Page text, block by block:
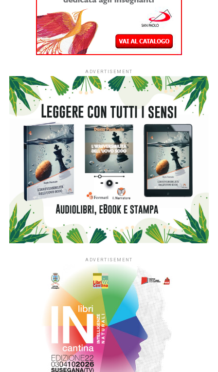
parlargli come farebbe lui. Il risultato, ovviamente, è un
disastro freddo e impersonale. Da quell’esperimento
imperfetto, però, si accende la scintilla narrativa: e se
invece la tecnologia fosse davvero in grado di farlo? Nel
romanzo, ambientato nel 2028, a undici anni dalla
un’azienda che inserisce un’AI evoluta dentro un corpo
antropomorfo perfetto, un ‘fenice’. Il prototipo di punta è
proprio Tortorella. Per Diego, il protagonista quasi
cinquantenne che cerca di restare a galla tra un matrimonio
finito e due figlie adolescenti, rivedere quel viso,
riascoltare quella voce e ritrovare quelle movenze è una
tentazione a cui è impossibile opporre una logica ferrea.
Ma il sogno di averlo di nuovo accanto si scontra subito
con una realtà soffocante. Il Cino “ricostruito” vive
rinchiuso nei laboratori dell’azienda, protetto e monitorato
come un prototipo da laboratorio: un’esistenza in gabbia
che l’androide stesso sembra patire. La tecnologia gli ha
ridato la parola e il corpo, ma lo ha privato della sola cosa
che rendeva vera la sua prima vita: la libertà di stare al
mondo. È qui che il romanzo scarta dalla fantascienza per
a vederlo prigioniero: decide di far evadere il padre
artificiale, mettendosi in viaggio con lui per strappare al
tempo un’ultima, imprevedibile occasione di confronto.
L’autore usa l’espediente dell’intelligenza artificiale come
una lente d’ingrandimento sui diari e sulla vita vera del
padre. Non c’è nulla di freddo o di tecnologico nel modo in
cui racconta questa fuga: c’è invece la fame di un figlio che
vuole scoprire l’uomo dietro il personaggio, l’ansia di dirsi
le cose ultime e la scoperta amara che nemmeno la
macchina più sofisticata del mondo può risparmiarci il